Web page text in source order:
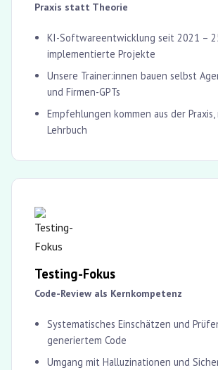
Praxis statt Theorie
KI-Softwareentwicklung seit 2021 –
implementierte Projekte
Unsere Trainer:innen bauen selbst
und Firmen-GPTs
Empfehlungen kommen aus der
Lehrbuch
Testing-Fokus
Code-Review als Kernkompetenz
Systematisches Einschätzen und
generiertem Code
Umgang mit Halluzinationen und